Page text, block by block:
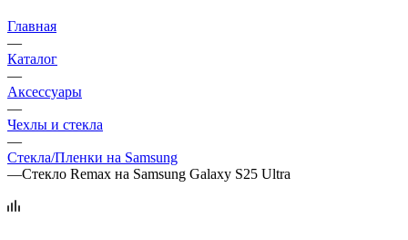
Главная
—
Каталог
—
Аксессуары
—
Чехлы и стекла
—
Стекла/Пленки на Samsung
—Стекло Remax на Samsung Galaxy S25 Ultra